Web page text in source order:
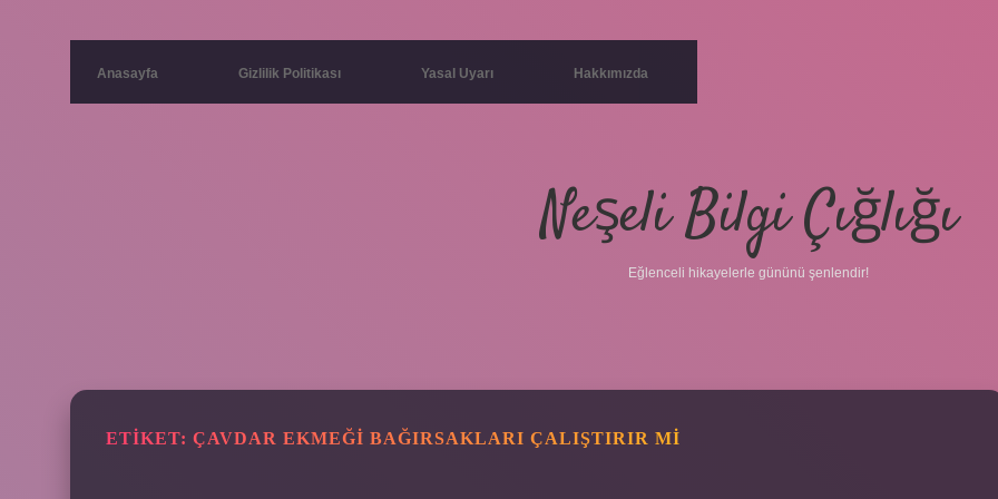
Anasayfa Gizlilik Politikası Yasal Uyarı Hakkımızda
Neşeli Bilgi Çığlığı
Eğlenceli hikayelerle gününü şenlendir!
ETIKET: ÇAVDAR EKMEĞI BAĞIRSAKLARI ÇALIŞTIRIR MI